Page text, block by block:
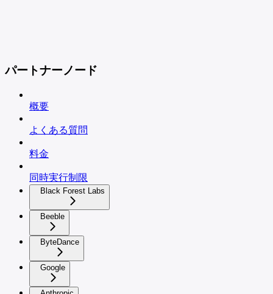
パートナーノード
概要
よくある質問
料金
同時実行制限
Black Forest Labs
Beeble
ByteDance
Google